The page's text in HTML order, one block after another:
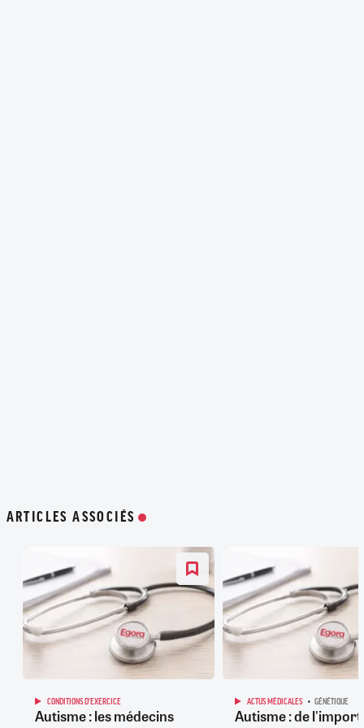
ARTICLES ASSOCIÉS
CONDITIONS D'EXERCICE
Autisme : les médecins
ACTUS MÉDICALES GÉNÉTIQUE
Autisme : de